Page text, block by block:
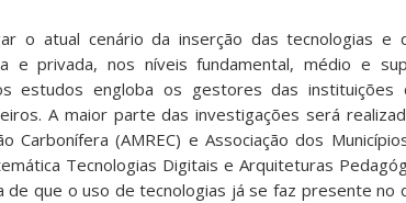
o atual cenário da inserção das tecnologias e
e privada, nos níveis fundamental, médio e
estudos engloba os gestores das instituições
A maior parte das investigações será
Carbonífera (AMREC) e Associação dos
Tecnologias Digitais e Arquiteturas
de que o uso de tecnologias já se faz presente no